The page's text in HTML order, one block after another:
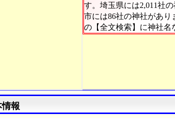
す。埼玉県には2,011社
市には86社の神社があ
の【全文検索】に神社名
情報